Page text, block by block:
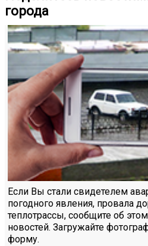
города
Если Вы стали свидетелем
погодного явления, провала
теплотрассы, сообщите об
новостей. Загружайте
форму.